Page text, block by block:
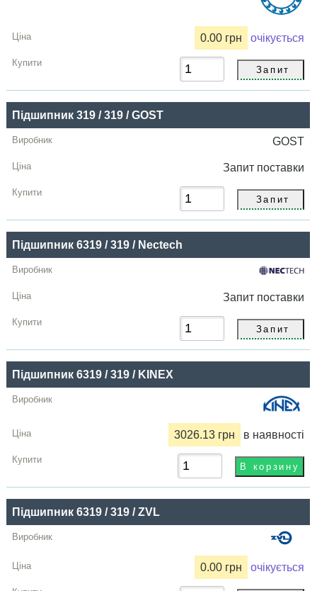
0.00 грн очікується
Підшипник 319 / 319 / GOST
GOST
Запит поставки
Підшипник 6319 / 319 / Nectech
Запит поставки
Підшипник 6319 / 319 / KINEX
3026.13 грн в наявності
Підшипник 6319 / 319 / ZVL
0.00 грн очікується